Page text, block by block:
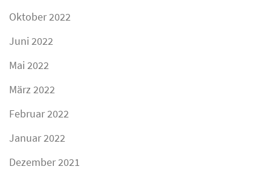
Oktober 2022
Juni 2022
Mai 2022
März 2022
Februar 2022
Januar 2022
Dezember 2021